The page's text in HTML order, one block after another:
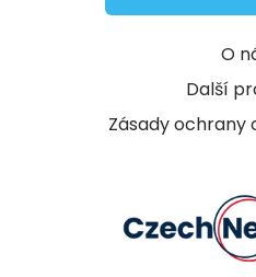
O
Další
Zásady ochrany